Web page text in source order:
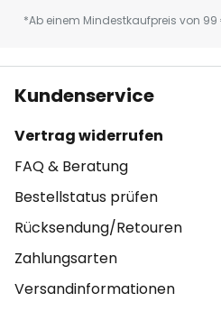
*Ab einem Mindestkaufpreis von
Kundenservice
Vertrag widerrufen
FAQ & Beratung
Bestellstatus prüfen
Rücksendung/Retouren
Zahlungsarten
Versandinformationen